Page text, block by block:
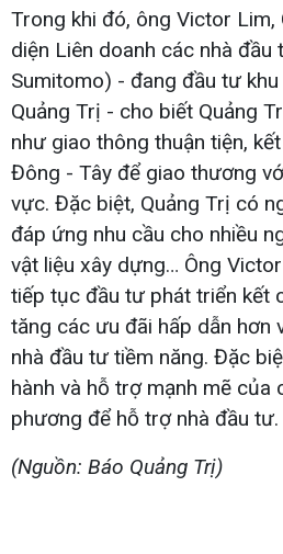
Trong khi đó, ông Victor Lim,
diện Liên doanh các nhà đầu
Sumitomo) - đang đầu tư
Quảng Trị - cho biết Quảng
như giao thông thuận tiện,
Đông - Tây để giao thương
vực. Đặc biệt, Quảng Trị có
đáp ứng nhu cầu cho nhiều
vật liệu xây dựng… Ông
tiếp tục đầu tư phát triển kết
tăng các ưu đãi hấp dẫn hơn
nhà đầu tư tiềm năng. Đặc
hành và hỗ trợ mạnh mẽ của
phương để hỗ trợ nhà đầu tư.
(Nguồn: Báo Quảng Trị)